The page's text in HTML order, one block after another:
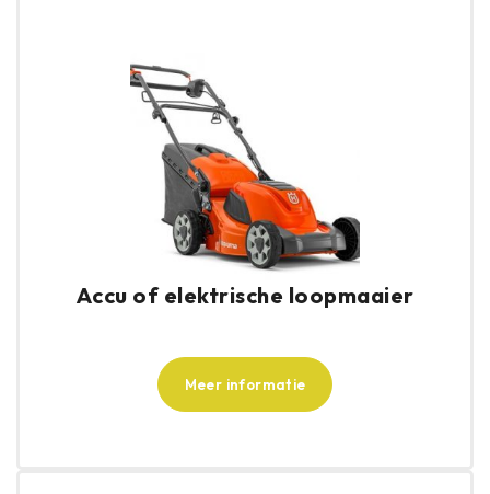
Accu of elektrische loopmaaier
Meer informatie